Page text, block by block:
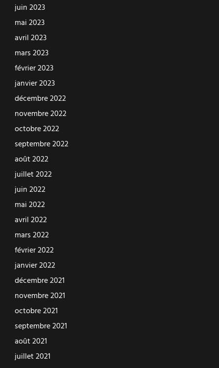
juin 2023
mai 2023
avril 2023
mars 2023
février 2023
janvier 2023
décembre 2022
novembre 2022
octobre 2022
septembre 2022
août 2022
juillet 2022
juin 2022
mai 2022
avril 2022
mars 2022
février 2022
janvier 2022
décembre 2021
novembre 2021
octobre 2021
septembre 2021
août 2021
juillet 2021